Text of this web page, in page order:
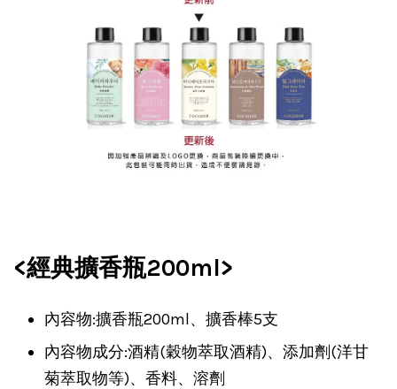
<經典擴香瓶200ml>
內容物:擴香瓶200ml、擴香棒5支
內容物成分:酒精(穀物萃取酒精)、添加劑(洋甘
菊萃取物等)、香料、溶劑